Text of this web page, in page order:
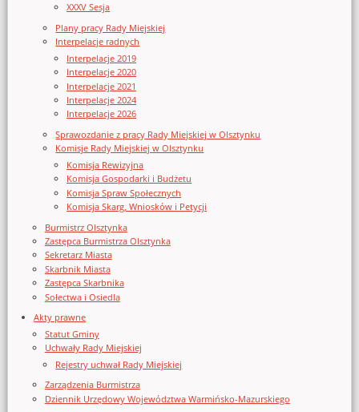
XXXV Sesja
Plany pracy Rady Miejskiej
Interpelacje radnych
Interpelacje 2019
Interpelacje 2020
Interpelacje 2021
Interpelacje 2024
Interpelacje 2026
Sprawozdanie z pracy Rady Miejskiej w Olsztynku
Komisje Rady Miejskiej w Olsztynku
Komisja Rewizyjna
Komisja Gospodarki i Budżetu
Komisja Spraw Społecznych
Komisja Skarg, Wniosków i Petycji
Burmistrz Olsztynka
Zastępca Burmistrza Olsztynka
Sekretarz Miasta
Skarbnik Miasta
Zastępca Skarbnika
Sołectwa i Osiedla
Akty prawne
Statut Gminy
Uchwały Rady Miejskiej
Rejestry uchwał Rady Miejskiej
Zarządzenia Burmistrza
Dziennik Urzędowy Województwa Warmińsko-Mazurskiego